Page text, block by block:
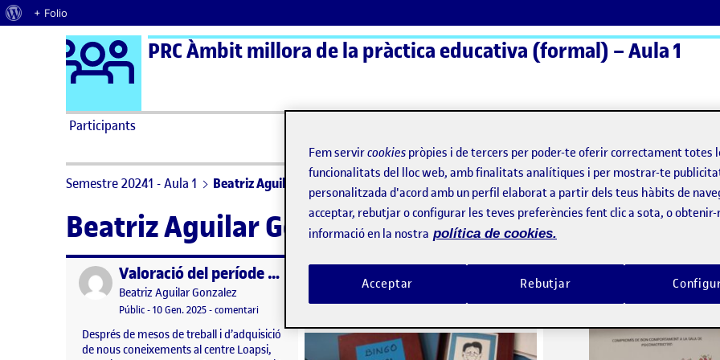
Quant al WordPress
+ Folio
Saltar al contingut Logo Ágora
PRC Àmbit millora de la pràctica educativa (formal) – Aula 1
Participants
Semestre 20241 - Aula 1 Beatriz Aguilar Gonzalez
Beatriz Aguilar Gonzalez
Publicat per Valoració del període de pràctiques
Publicat per
Beatriz Aguilar Gonzalez
Visibilitat:
Públic-Data de publicació
10 Gen. 2025-comentariel Valoració del període de pràctiques
Després de mesos de treball i d’adquisició
de nous coneixements al centre Loapsi,
Sessió 3: M’abraço (Consciència emocional)
Publicat per
Beatriz Aguilar Gonzalez Beatriz Aguilar Gonzalez
Fem servircookies pròpies i de tercers per poder-te oferir correctament totes
funcionalitats del lloc web, amb finalitats analítiques i per mostrar-te
personalitzada d'acord amb un perfil elaborat a partir dels teus hàbits de
acceptar, rebutjar o configurar les teves preferències fent clic a sota, o obtenir-
informació en la nostra política de cookies.
Rebutjar
Acceptar